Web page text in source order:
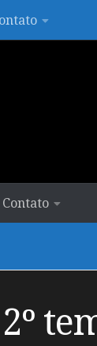
Contato